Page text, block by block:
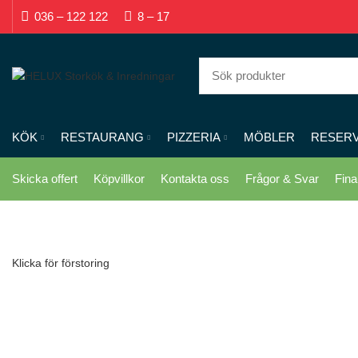
036 – 122 122 8 – 17
KÖK RESTAURANG PIZZERIA MÖBLER
Skicka offert Köpvillkor Kontakta oss Frågor & Svar
Klicka för förstoring